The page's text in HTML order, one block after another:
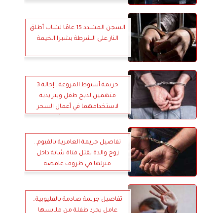
السجن المشدد 15 عامًا لشاب أطلق
النار على الشرطة بشبرا الخيمة
جريمة أسيوط المروعة.. إحالة 3
متهمين لذبح طفل وبتر يديه
لاستخدامهما في أعمال السحر
تفاصيل جريمة العامرية بالفيوم..
زوج والدة يقتل فتاة شابة داخل
منزلها في ظروف غامضة
تفاصيل جريمة صادمة بالقليوبية..
عامل يجرد طفلة من ملابسها